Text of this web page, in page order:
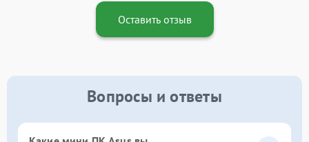
Оставить отзыв
Вопросы и ответы